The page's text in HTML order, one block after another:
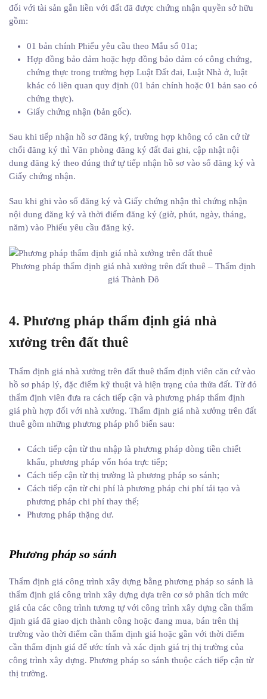
đối với tài sản gắn liền với đất đã được chứng nhận quyền sở hữu
gồm:
01 bản chính Phiếu yêu cầu theo Mẫu số 01a;
Hợp đồng bảo đảm hoặc hợp đồng bảo đảm có công chứng,
chứng thực trong trường hợp Luật Đất đai, Luật Nhà ở, luật
khác có liên quan quy định (01 bản chính hoặc 01 bản sao có
chứng thực).
Giấy chứng nhận (bản gốc).
Sau khi tiếp nhận hồ sơ đăng ký, trường hợp không có căn cứ từ
chối đăng ký thì Văn phòng đăng ký đất đai ghi, cập nhật nội
dung đăng ký theo đúng thứ tự tiếp nhận hồ sơ vào sổ đăng ký và
Giấy chứng nhận.
Sau khi ghi vào sổ đăng ký và Giấy chứng nhận thì chứng nhận
nội dung đăng ký và thời điểm đăng ký (giờ, phút, ngày, tháng,
năm) vào Phiếu yêu cầu đăng ký.
Phương pháp thẩm định giá nhà xưởng trên đất thuê – Thẩm định
giá Thành Đô
4. Phương pháp thẩm định giá nhà
xưởng trên đất thuê
Thẩm định giá nhà xưởng trên đất thuê thẩm định viên căn cứ vào
hồ sơ pháp lý, đặc điểm kỹ thuật và hiện trạng của thửa đất. Từ đó
thẩm định viên đưa ra cách tiếp cận và phương pháp thẩm định
giá phù hợp đối với nhà xưởng. Thẩm định giá nhà xưởng trên đất
thuê gồm những phương pháp phổ biến sau:
Cách tiếp cận từ thu nhập là phương pháp dòng tiền chiết
khấu, phương pháp vốn hóa trực tiếp;
Cách tiếp cận từ thị trường là phương pháp so sánh;
Cách tiếp cận từ chi phí là phương pháp chi phí tái tạo và
phương pháp chi phí thay thế;
Phương pháp thặng dư.
Phương pháp so sánh
Thẩm định giá công trình xây dựng bằng phương pháp so sánh là
thẩm định giá công trình xây dựng dựa trên cơ sở phân tích mức
giá của các công trình tương tự với công trình xây dựng cần thẩm
định giá đã giao dịch thành công hoặc đang mua, bán trên thị
trường vào thời điểm cần thẩm định giá hoặc gần với thời điểm
cần thẩm định giá để ước tính và xác định giá trị thị trường của
công trình xây dựng. Phương pháp so sánh thuộc cách tiếp cận từ
thị trường.